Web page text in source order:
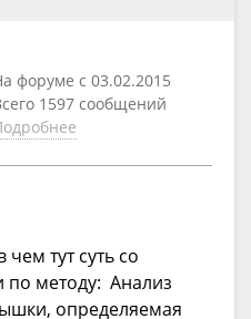
форуме с 03.02.2015
1597 сообщений
тут суть со
по методу: Анализ
определяемая